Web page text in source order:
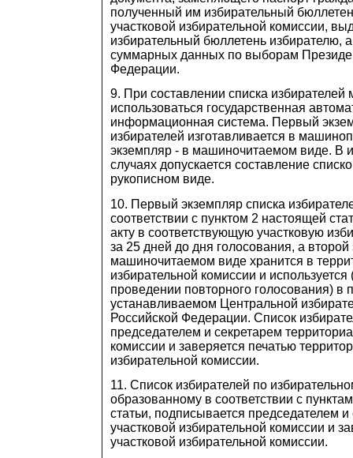
полученный им избирательный
участковой избирательной комиссии,
избирательный бюллетень избирателю,
суммарных данных по выборам
Федерации.
9. При составлении списка избирателей
использоваться государственная
информационная система. Первый
избирателей изготавливается в
экземпляр - в машиночитаемом виде. В
случаях допускается составление
рукописном виде.
10. Первый экземпляр списка
соответствии с пунктом 2 настоящей
акту в соответствующую участковую
за 25 дней до дня голосования, а второй
машиночитаемом виде хранится в
избирательной комиссии и
проведении повторного голосования) в
устанавливаемом Центральной
Российской Федерации. Список
председателем и секретарем
комиссии и заверяется печатью
избирательной комиссии.
11. Список избирателей по
образованному в соответствии с
статьи, подписывается председателем и
участковой избирательной комиссии и
участковой избирательной комиссии.